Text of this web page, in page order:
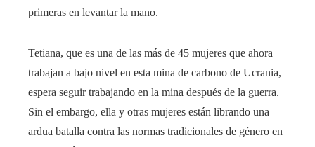
primeras en levantar la mano.
Tetiana, que es una de las más de 45 mujeres que ahora
trabajan a bajo nivel en esta mina de carbono de Ucrania,
espera seguir trabajando en la mina después de la guerra.
Sin el embargo, ella y otras mujeres están librando una
ardua batalla contra las normas tradicionales de género en